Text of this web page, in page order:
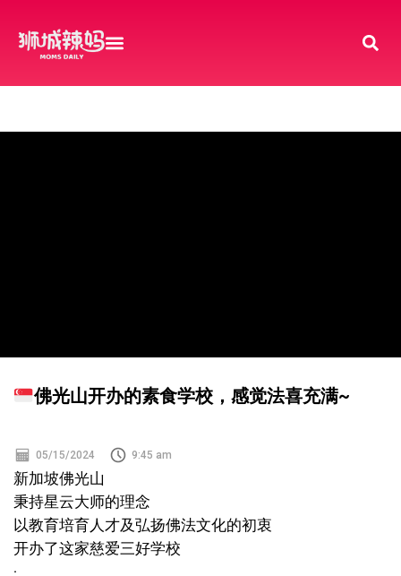
佛光山开办的素食学校，感觉法喜充满~
05/15/2024 9:45 am
新加坡佛光山
秉持星云大师的理念
以教育培育人才及弘扬佛法文化的初衷
开办了这家慈爱三好学校
·